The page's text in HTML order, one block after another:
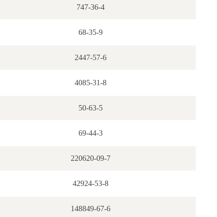
747-36-4
68-35-9
2447-57-6
4085-31-8
50-63-5
69-44-3
220620-09-7
42924-53-8
148849-67-6